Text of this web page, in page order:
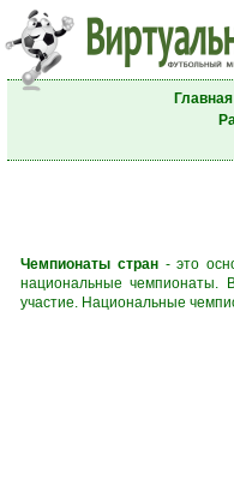
Главная|
Чемпионаты стран- это
национальные чемпионаты.
участие. Национальные